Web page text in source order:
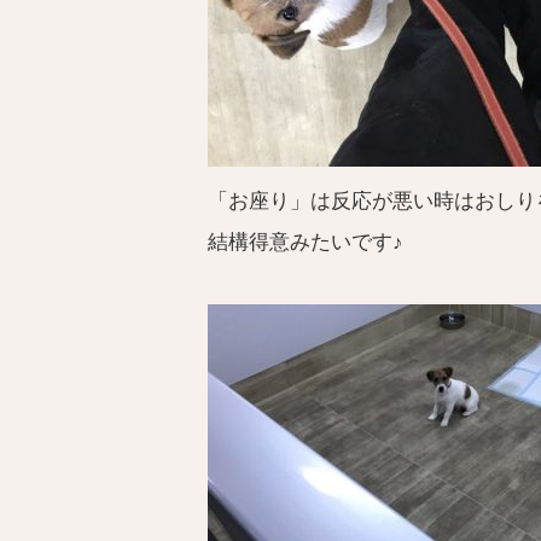
「お座り」は反応が悪い時はおし
結構得意みたいです♪